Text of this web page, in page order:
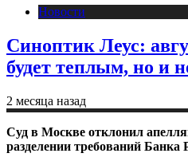
Новости
Синоптик Леус:
будет теплым, но и
2 месяца назад
Суд в Москве отклонил
разделении требований Банка